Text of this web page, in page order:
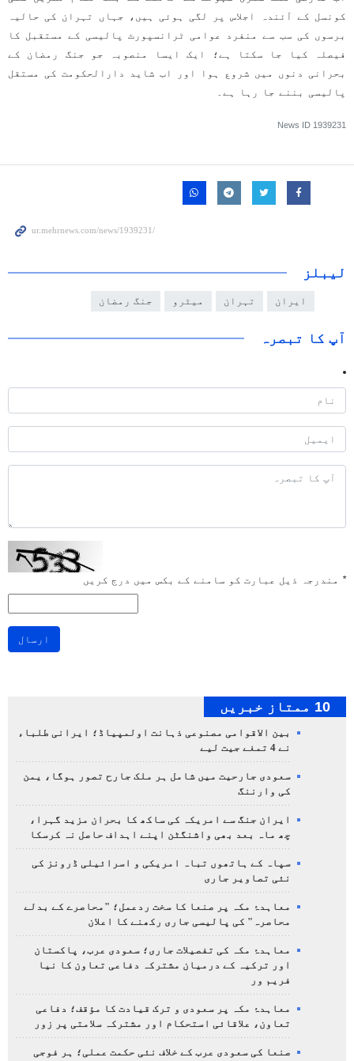
کونسل کے آئندہ اجلاس پر لگی ہوئی ہیں، جہاں تہران کی حالیہ
برسوں کی سب سے منفرد عوامی ٹرانسپورٹ پالیسی کے مستقبل کا
فیصلہ کیا جا سکتا ہے؛ ایک ایسا منصوبہ جو جنگ رمضان کے
بحرانی دنوں میں شروع ہوا اور اب شاید دارالحکومت کی مستقل
پالیسی بننے جا رہا ہے۔
News ID 1939231
لیبلز
ایران تہران میٹرو جنگ رمضان
آپ کا تبصرہ
* مندرجہ ذیل عبارت کو سامنے کے بکس میں درج کریں
ارسال
10 ممتاز خبریں
بین الاقوامی مصنوعی ذہانت اولمپیاڈ؛ ایرانی طلباء
نے 4 تمغے جیت لیے
سعودی جارحیت میں شامل ہر ملک جارح تصور ہوگا، یمن
کی وارننگ
ایران جنگ سے امریکہ کی ساکھ کا بحران مزید گہرا،
چھ ماہ بعد بھی واشنگٹن اپنے اہداف حاصل نہ کرسکا
سپاہ کے ہاتھوں تباہ امریکی و اسرائیلی ڈرونز کی
نئی تصاویر جاری
معاہدۂ مکہ پر صنعا کا سخت ردعمل؛ "محاصرے کے بدلے
محاصرہ" کی پالیسی جاری رکھنے کا اعلان
معاہدۂ مکہ کی تفصیلات جاری؛ سعودی عرب، پاکستان
اور ترکیہ کے درمیان مشترکہ دفاعی تعاون کا نیا
فریم ور
معاہدۂ مکہ پر سعودی و ترک قیادت کا مؤقف؛ دفاعی
تعاون، علاقائی استحکام اور مشترکہ سلامتی پر زور
صنعا کی سعودی عرب کے خلاف نئی حکمت عملی؛ ہر فوجی